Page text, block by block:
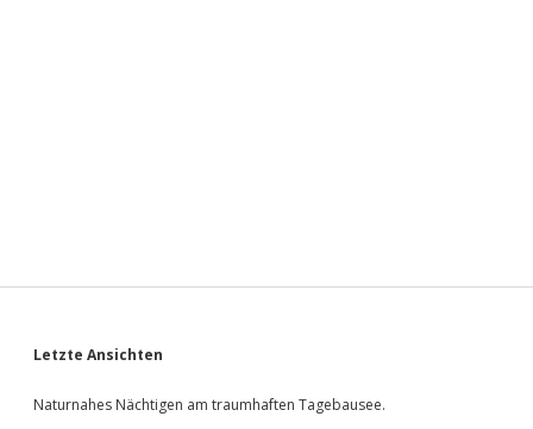
Sidebar
Letzte Ansichten
Naturnahes Nächtigen am traumhaften Tagebausee.